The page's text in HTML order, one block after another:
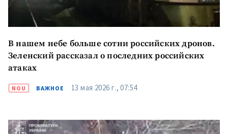
В нашем небе больше сотни российских дронов.
Зеленский рассказал о последних российских
атаках
NOU ВАЖНОЕ 13 мая 2026 г., 07:54